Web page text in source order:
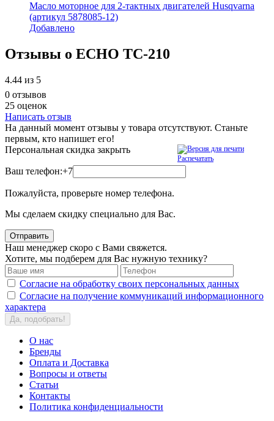
Масло моторное для 2-тактных двигателей Husqvarna
(артикул 5878085-12)
Добавлено
Отзывы о ECHO TC-210
4.44 из 5
0 отзывов
25 оценок
Написать отзыв
На данный момент отзывы у товара отсутствуют. Станьте
первым, кто напишет его!
Распечатать
Персональная скидка закрыть
Ваш телефон:+7
Пожалуйста, проверьте номер телефона.
Мы сделаем скидку специально для Вас.
Отправить
Наш менеджер скоро с Вами свяжется.
Хотите, мы подберем для Вас нужную технику?
Согласие на обработку своих персональных данных
Согласие на получение коммуникаций информационного
характера
Да, подобрать!
О нас
Бренды
Оплата и Доставка
Вопросы и ответы
Статьи
Контакты
Политика конфиденциальности